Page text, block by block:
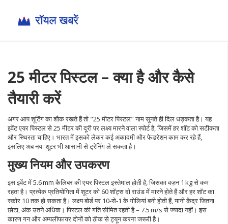
25 मीटर पिस्टल – क्या है और कैसे
तैयारी करें
अगर आप शूटिंग का शौक रखते हैं तो "25 मीटर पिस्टल" नाम सुनते ही दिल धड़कता है। यह
इवेंट एयर पिस्टल से 25 मीटर की दूरी पर लक्ष्य मारने वाला स्पोर्ट है, जिसमें हर शॉट को सटीकता
और स्थिरता चाहिए। भारत में इसको लेकर कई अकादमी और फेडरेशन काम कर रहे हैं,
इसलिए अब नया शूटर भी आसानी से ट्रेनिंग ले सकता है।
मुख्य नियम और उपकरण
इस इवेंट में 5.6 mm कैलिबर की एयर पिस्टल इस्तेमाल होती है, जिसका वज़न 1 kg से कम
रहता है। प्रत्येक प्रतियोगिता में शूटर को 60 शॉट्स दो राउंड में मारने होते हैं और हर शॉट का
स्कोर 10 तक हो सकता है। लक्ष्य बोर्ड पर 10‑से‑1 के गोलियां बनी होती हैं, यानी केंद्र जितना
छोटा, अंक उतने अधिक। पिस्टल की गति सीमित रहती है – 7.5 m/s से ज्यादा नहीं। इस
कारण गन और अम्पलीफायर दोनों को ठीक से ट्यून करना जरूरी है।